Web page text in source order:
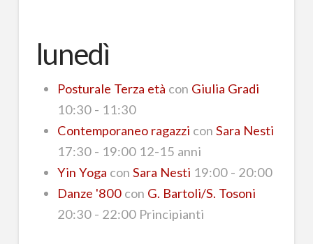
lunedì
Posturale Terza età con Giulia Gradi
10:30 - 11:30
Contemporaneo ragazzi con Sara Nesti
17:30 - 19:00 12-15 anni
Yin Yoga con Sara Nesti 19:00 - 20:00
Danze '800con G. Bartoli/S. Tosoni
20:30 - 22:00 Principianti